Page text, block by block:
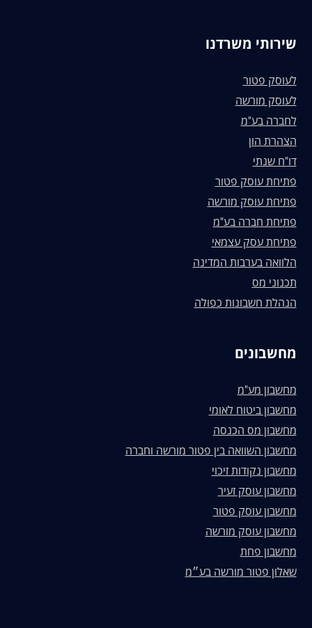
שירותי משרדנו
לעוסק פטור
לעוסק מורשה
לחברה בע"מ
הצהרת הון
דו"ח שנתי
פתיחת עוסק פטור
פתיחת עוסק מורשה
פתיחת חברה בע"מ
פתיחת עסק עצמאי
הלוואה בערבות המדינה
תכנוני מס
הנהלת חשבונות כפולה
מחשבונים
מחשבון מע"מ
מחשבון ביטוח לאומי
מחשבון מס הכנסה
מחשבון השוואה בין פטור מורשה וחברה
מחשבון נקודות זיכוי
מחשבון עוסק זעיר
מחשבון עוסק פטור
מחשבון עוסק מורשה
מחשבון פחת
שאלון פטור מורשה בע״מ